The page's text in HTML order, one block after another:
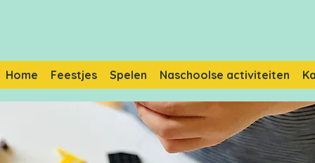
Home Feestjes Spelen Naschoolse activiteiten